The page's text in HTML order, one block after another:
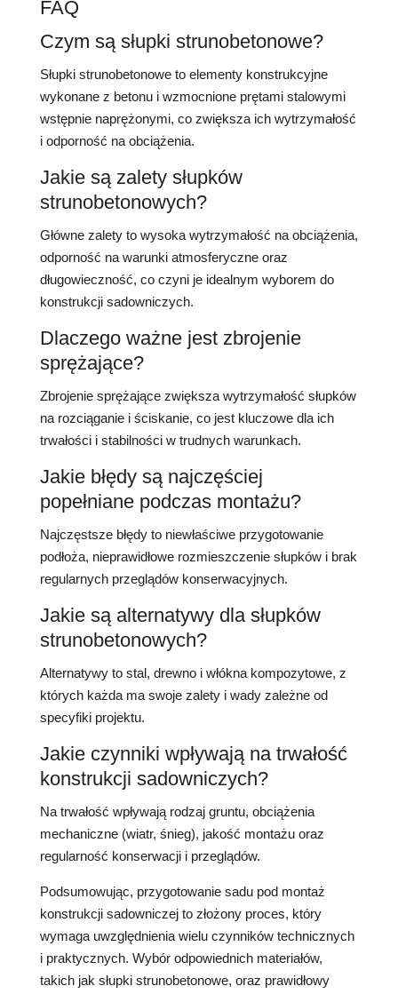
FAQ
Czym są słupki strunobetonowe?
Słupki strunobetonowe to elementy konstrukcyjne
wykonane z betonu i wzmocnione prętami stalowymi
wstępnie naprężonymi, co zwiększa ich wytrzymałość
i odporność na obciążenia.
Jakie są zalety słupków
strunobetonowych?
Główne zalety to wysoka wytrzymałość na obciążenia,
odporność na warunki atmosferyczne oraz
długowieczność, co czyni je idealnym wyborem do
konstrukcji sadowniczych.
Dlaczego ważne jest zbrojenie
sprężające?
Zbrojenie sprężające zwiększa wytrzymałość słupków
na rozciąganie i ściskanie, co jest kluczowe dla ich
trwałości i stabilności w trudnych warunkach.
Jakie błędy są najczęściej
popełniane podczas montażu?
Najczęstsze błędy to niewłaściwe przygotowanie
podłoża, nieprawidłowe rozmieszczenie słupków i brak
regularnych przeglądów konserwacyjnych.
Jakie są alternatywy dla słupków
strunobetonowych?
Alternatywy to stal, drewno i włókna kompozytowe, z
których każda ma swoje zalety i wady zależne od
specyfiki projektu.
Jakie czynniki wpływają na trwałość
konstrukcji sadowniczych?
Na trwałość wpływają rodzaj gruntu, obciążenia
mechaniczne (wiatr, śnieg), jakość montażu oraz
regularność konserwacji i przeglądów.
Podsumowując, przygotowanie sadu pod montaż
konstrukcji sadowniczej to złożony proces, który
wymaga uwzględnienia wielu czynników technicznych
i praktycznych. Wybór odpowiednich materiałów,
takich jak słupki strunobetonowe, oraz prawidłowy